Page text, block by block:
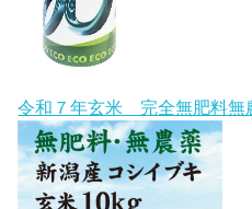
令和７年玄米 完全無肥料